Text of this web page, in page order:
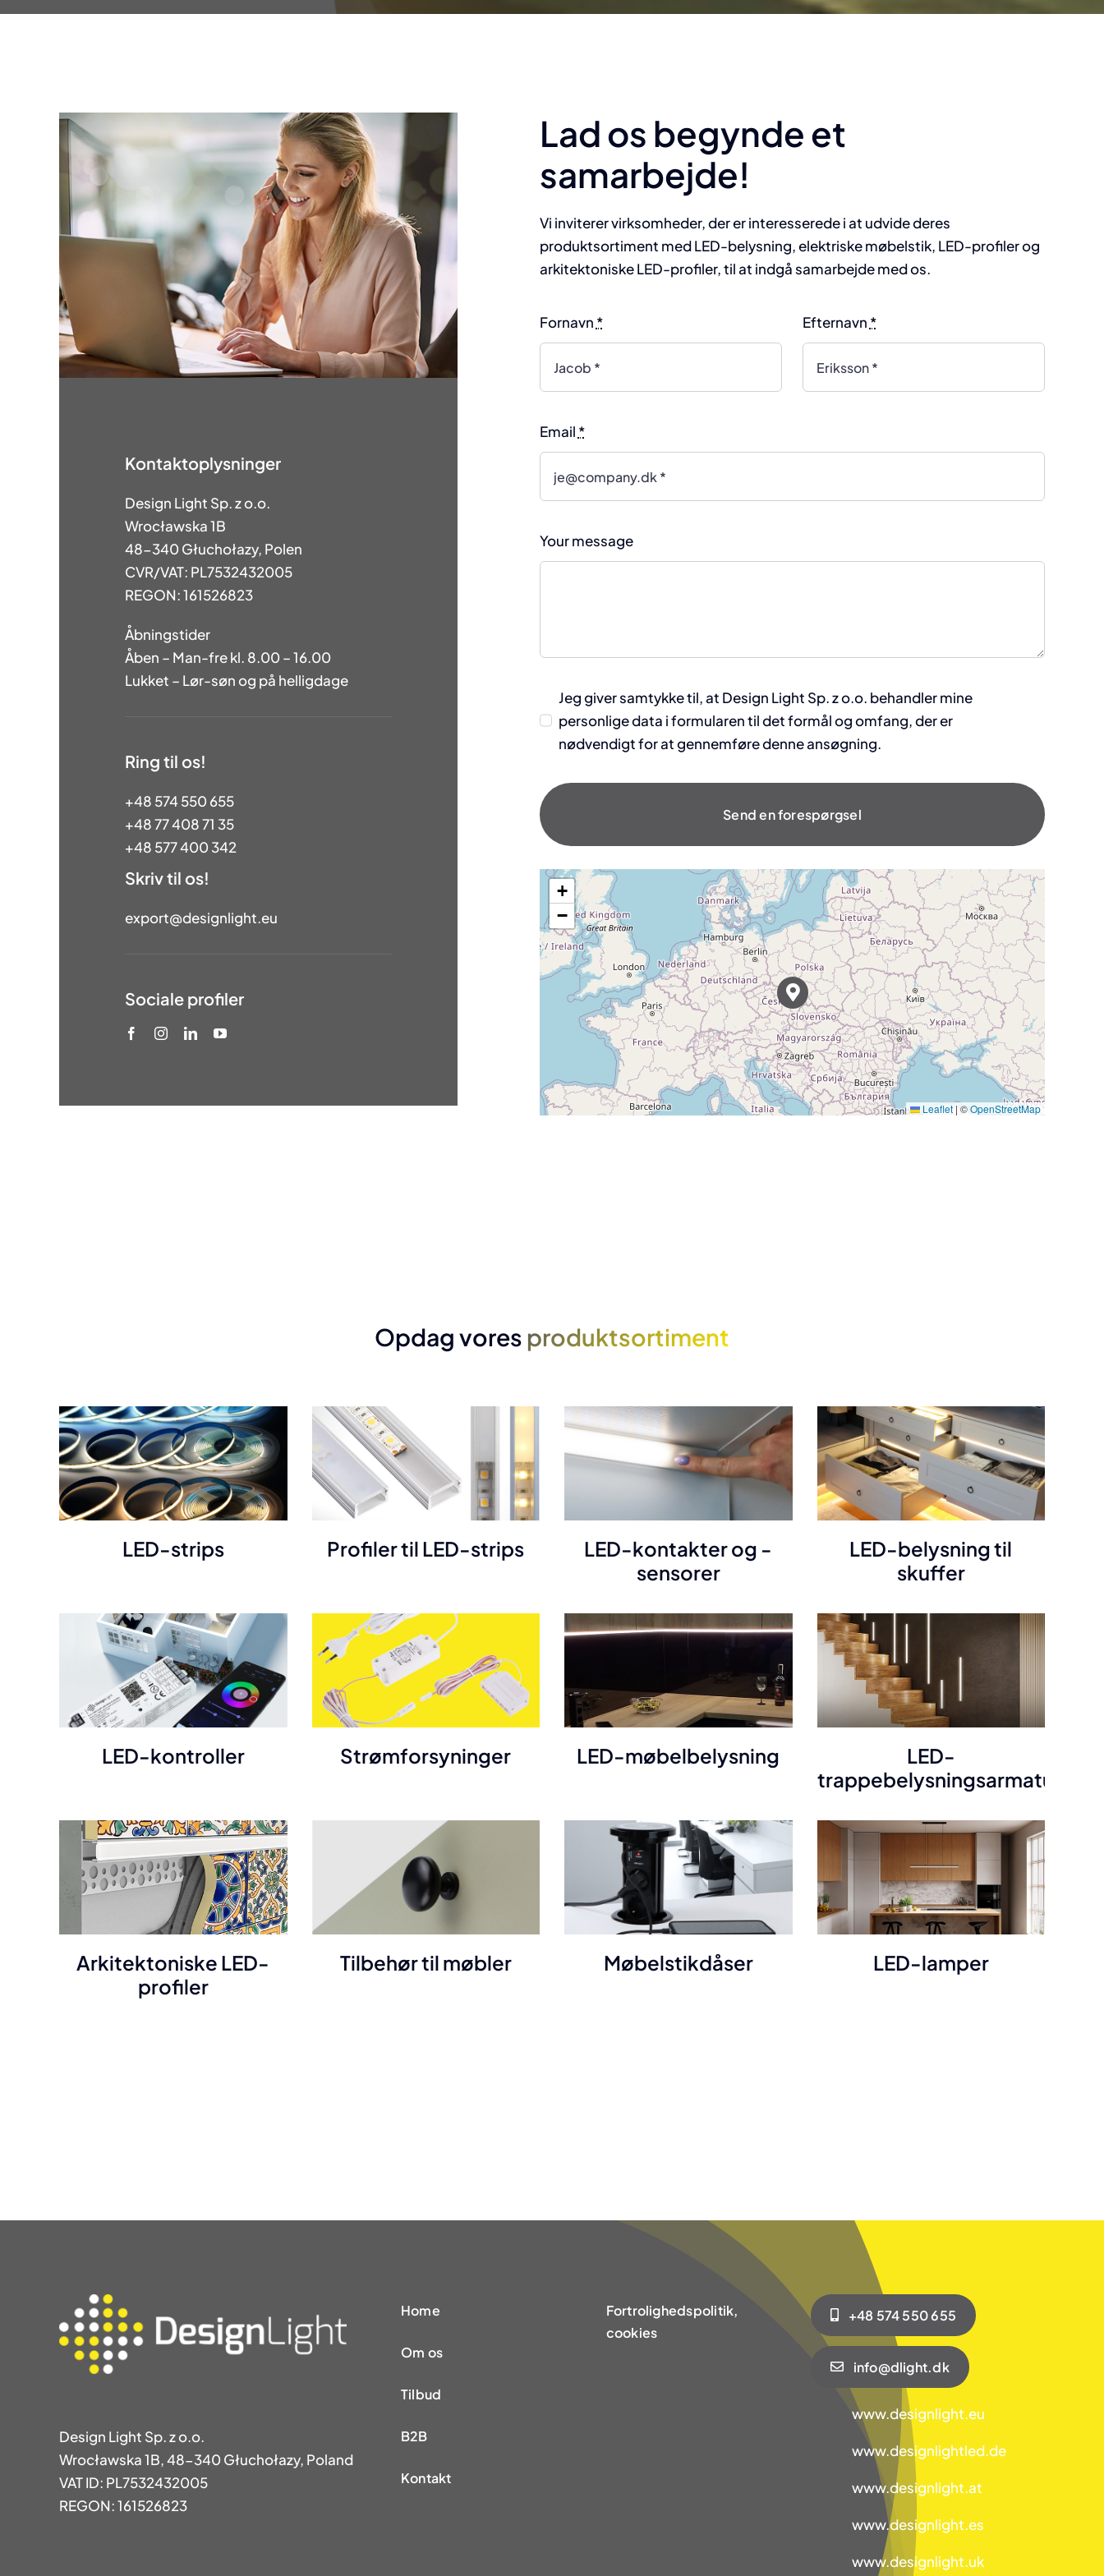
Kontaktoplysninger
Design Light Sp. z o.o.
Wrocławska 1B
48-340 Głuchołazy, Polen
CVR/VAT: PL7532432005
REGON: 161526823
Åbningstider
Åben – Man-fre kl. 8.00 – 16.00
Lukket – Lør-søn og på helligdage
Ring til os!
+48 574 550 655
+48 77 408 71 35
+48 577 400 342
Skriv til os!
export@designlight.eu
Sociale profiler
Lad os begynde et
samarbejde!
Vi inviterer virksomheder, der er interesserede i at udvide deres
produktsortiment med LED-belysning, elektriske møbelstik, LED-profiler og
arkitektoniske LED-profiler, til at indgå samarbejde med os.
Fornavn * Efternavn *
Email *
Your message
Jeg giver samtykke til, at Design Light Sp. z o.o. behandler mine
personlige data i formularen til det formål og omfang, der er
nødvendigt for at gennemføre denne ansøgning.
Send en forespørgsel
+
−
Leaflet | ©OpenStreetMap
Opdag vores produktsortiment
LED-strips Profiler til LED-strips
LED-kontakter og -
sensorer
LED-belysning til
skuffer
LED-kontroller Strømforsyninger LED-møbelbelysning
LED-
trappebelysningsarmaturer
Arkitektoniske LED-
profiler
Tilbehør til møbler Møbelstikdåser LED-lamper
Design Light Sp. z o.o.
Wrocławska 1B, 48-340 Głuchołazy, Poland
VAT ID: PL7532432005
REGON: 161526823
Home
Om os
Tilbud
B2B
Kontakt
Fortrolighedspolitik,
cookies
+48 574 550 655
info@dlight.dk
www.designlight.eu
www.designlightled.de
www.designlight.at
www.designlight.es
www.designlight.uk